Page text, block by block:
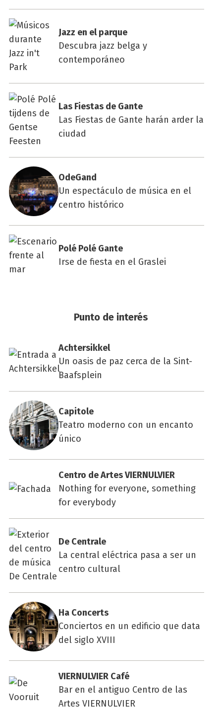
Jazz en el par­que
Descubra jazz belga y
contemporáneo
Las Fies­tas de Gan­te
Las Fiestas de Gante harán arder la
ciudad
Ode­Gand
Un espectáculo de música en el
centro histórico
Polé Polé Gan­te
Irse de fiesta en el Graslei
Punto de interés
Ach­ter­sik­kel
Un oasis de paz cerca de la Sint-
Baafsplein
Capi­to­le
Teatro moderno con un encanto
único
Cen­tro de Artes VIER­NUL­VIER
Nothing for everyone, something
for everybody
De Cen­tra­le
La central eléctrica pasa a ser un
centro cultural
Ha Con­certs
Conciertos en un edificio que data
del siglo XVIII
VIER­NUL­VIER Café
Bar en el antiguo Centro de las
Artes VIERNULVIER